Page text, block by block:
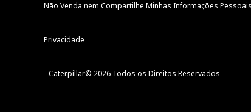
Não Venda nem Compartilhe Minhas Informações Pessoais
Privacidade
Caterpillar© 2026 Todos os Direitos Reservados